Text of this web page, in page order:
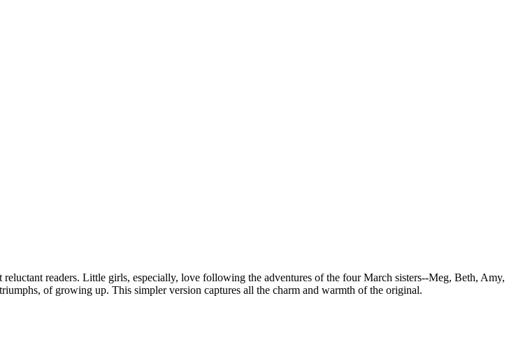
readers. Little girls, especially, love following the adventures of the four March sisters--Meg, Beth, Amy,
of growing up. This simpler version captures all the charm and warmth of the original.